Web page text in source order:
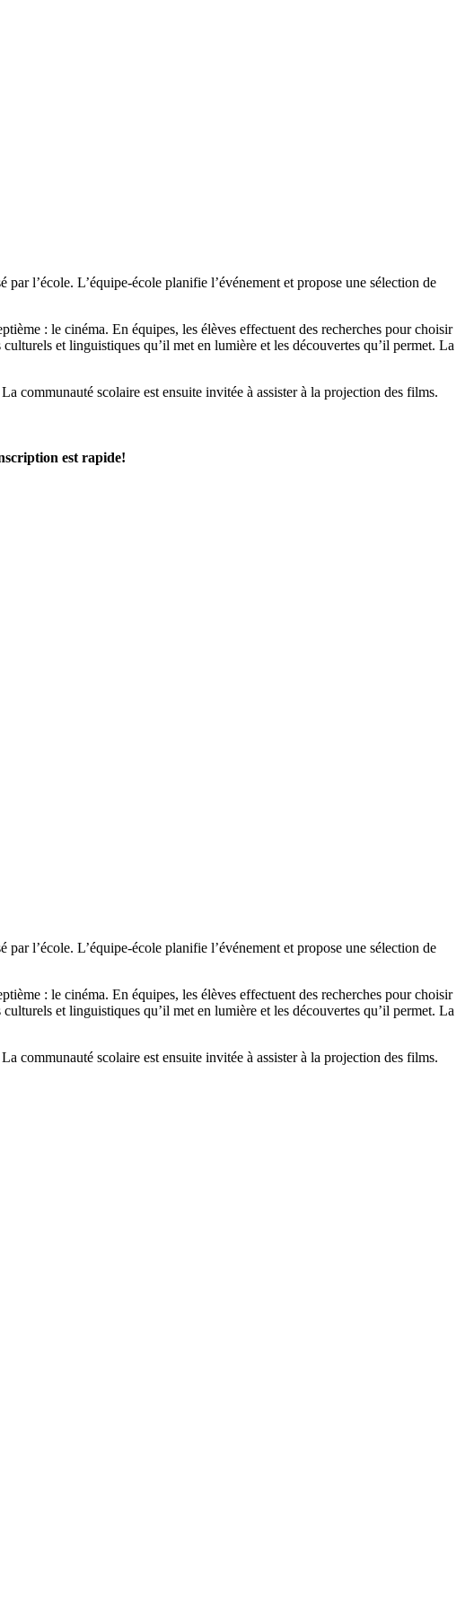
l’école. L’équipe-école planifie l’événement et propose une sélection de
: le cinéma. En équipes, les élèves effectuent des recherches pour choisir
et linguistiques qu’il met en lumière et les découvertes qu’il permet. La
communauté scolaire est ensuite invitée à assister à la projection des films.
est rapide!
l’école. L’équipe-école planifie l’événement et propose une sélection de
: le cinéma. En équipes, les élèves effectuent des recherches pour choisir
et linguistiques qu’il met en lumière et les découvertes qu’il permet. La
communauté scolaire est ensuite invitée à assister à la projection des films.